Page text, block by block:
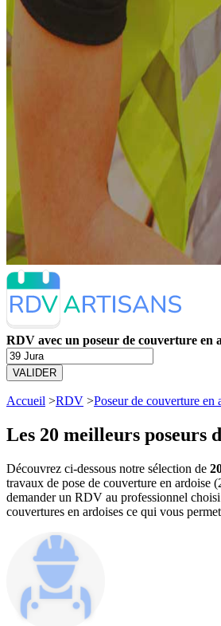
RDV avec un poseur de couverture en
VALIDER
Accueil >RDV >Poseur de couverture en
Les 20 meilleurs poseurs
Découvrez ci-dessous notre sélection de
travaux de pose de couverture en ardoise
demander un RDV au professionnel
couvertures en ardoises ce qui vous